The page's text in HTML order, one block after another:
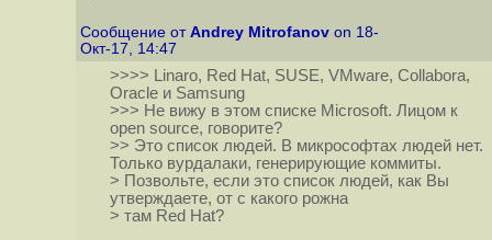
Сообщение от Andrey Mitrofanov on 18-
Окт-17, 14:47
>>>> Linaro, Red Hat, SUSE, VMware, Collabora,
Oracle и Samsung
>>> Не вижу в этом списке Microsoft. Лицом к
open source, говорите?
>> Это список людей. В микрософтах людей нет.
Только вурдалаки, генерирующие коммиты.
> Позвольте, если это список людей, как Вы
утверждаете, от с какого рожна
> там Red Hat?